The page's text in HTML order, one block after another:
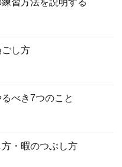
し方
べき7つのこと
・暇のつぶし方